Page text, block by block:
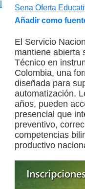
a
l
i
z
a
d
a
s
o
b
r
Sena Oferta
Añadir como
El Servicio
mantiene abierta
Técnico en
Colombia, una
diseñada para
automatización.
años, pueden
presencial que
preventivo,
competencias
productivo